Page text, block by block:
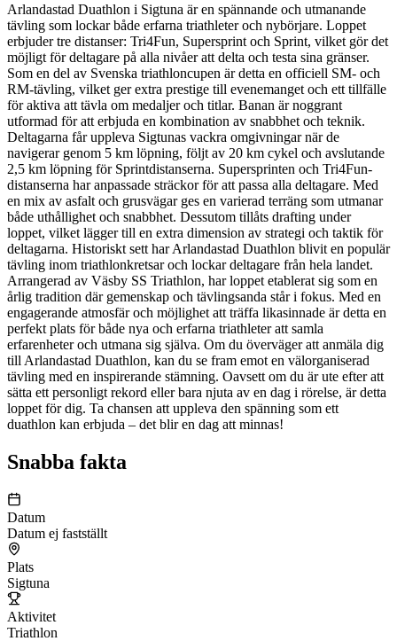
Arlandastad Duathlon i Sigtuna är en spännande och utmanande
tävling som lockar både erfarna triathleter och nybörjare. Loppet
erbjuder tre distanser: Tri4Fun, Supersprint och Sprint, vilket gör det
möjligt för deltagare på alla nivåer att delta och testa sina gränser.
Som en del av Svenska triathloncupen är detta en officiell SM- och
RM-tävling, vilket ger extra prestige till evenemanget och ett tillfälle
för aktiva att tävla om medaljer och titlar. Banan är noggrant
utformad för att erbjuda en kombination av snabbhet och teknik.
Deltagarna får uppleva Sigtunas vackra omgivningar när de
navigerar genom 5 km löpning, följt av 20 km cykel och avslutande
2,5 km löpning för Sprintdistanserna. Supersprinten och Tri4Fun-
distanserna har anpassade sträckor för att passa alla deltagare. Med
en mix av asfalt och grusvägar ges en varierad terräng som utmanar
både uthållighet och snabbhet. Dessutom tillåts drafting under
loppet, vilket lägger till en extra dimension av strategi och taktik för
deltagarna. Historiskt sett har Arlandastad Duathlon blivit en populär
tävling inom triathlonkretsar och lockar deltagare från hela landet.
Arrangerad av Väsby SS Triathlon, har loppet etablerat sig som en
årlig tradition där gemenskap och tävlingsanda står i fokus. Med en
engagerande atmosfär och möjlighet att träffa likasinnade är detta en
perfekt plats för både nya och erfarna triathleter att samla
erfarenheter och utmana sig själva. Om du överväger att anmäla dig
till Arlandastad Duathlon, kan du se fram emot en välorganiserad
tävling med en inspirerande stämning. Oavsett om du är ute efter att
sätta ett personligt rekord eller bara njuta av en dag i rörelse, är detta
loppet för dig. Ta chansen att uppleva den spänning som ett
duathlon kan erbjuda – det blir en dag att minnas!
Snabba fakta
Datum
Datum ej fastställt
Plats
Sigtuna
Aktivitet
Triathlon